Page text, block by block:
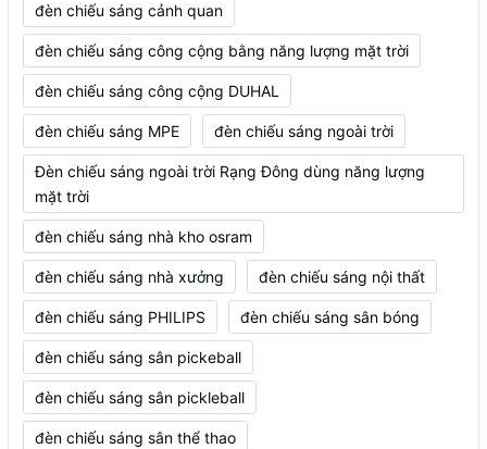
đèn chiếu sáng cảnh quan
đèn chiếu sáng công cộng bằng năng lượng mặt trời
đèn chiếu sáng công cộng DUHAL
đèn chiếu sáng MPE đèn chiếu sáng ngoài trời
Đèn chiếu sáng ngoài trời Rạng Đông dùng năng lượng
mặt trời
đèn chiếu sáng nhà kho osram
đèn chiếu sáng nhà xưởng đèn chiếu sáng nội thất
đèn chiếu sáng PHILIPS đèn chiếu sáng sân bóng
đèn chiếu sáng sân pickeball
đèn chiếu sáng sân pickleball
đèn chiếu sáng sân thể thao